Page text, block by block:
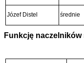
Józef Distel średnie
Funkcję naczelników